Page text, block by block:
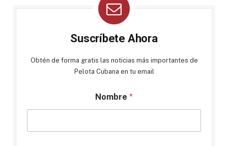
Suscríbete Ahora
Obtén de forma gratis las noticias más importantes de
Pelota Cubana en tu email
Nombre *